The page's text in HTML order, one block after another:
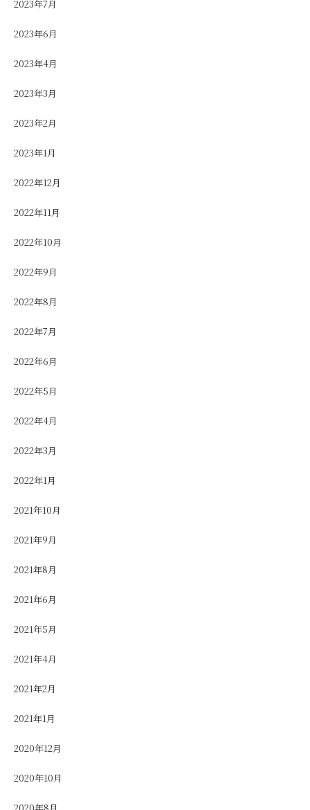
2023年7月
2023年6月
2023年4月
2023年3月
2023年2月
2023年1月
2022年12月
2022年11月
2022年10月
2022年9月
2022年8月
2022年7月
2022年6月
2022年5月
2022年4月
2022年3月
2022年1月
2021年10月
2021年9月
2021年8月
2021年6月
2021年5月
2021年4月
2021年2月
2021年1月
2020年12月
2020年10月